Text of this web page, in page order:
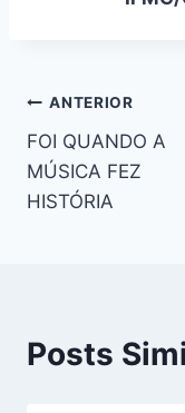
Navegação
de
Post
ANTERIOR
FOI QUANDO A
MÚSICA FEZ
HISTÓRIA
Posts